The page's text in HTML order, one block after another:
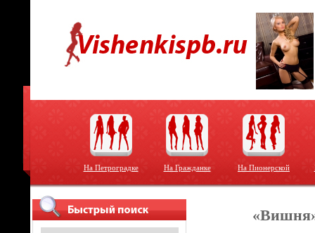
На Петроградке На Гражданке На Пионерской